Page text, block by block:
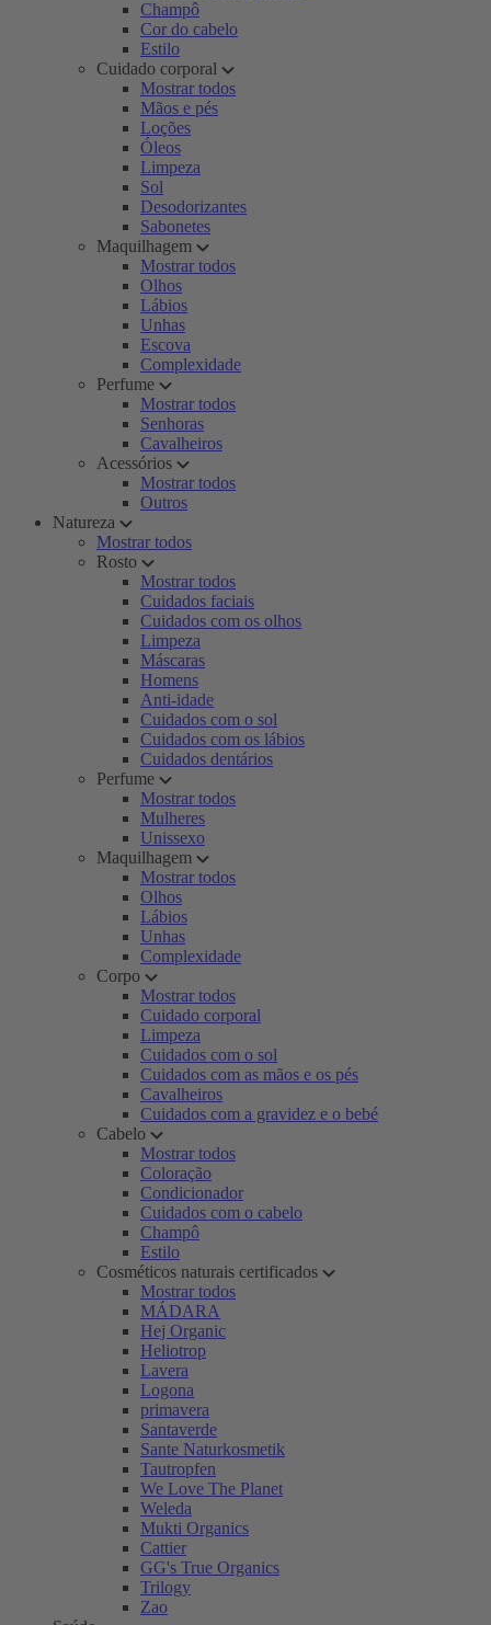
Champô
Cor do cabelo
Estilo
Cuidado corporal
Mostrar todos
Mãos e pés
Loções
Óleos
Limpeza
Sol
Desodorizantes
Sabonetes
Maquilhagem
Mostrar todos
Olhos
Lábios
Unhas
Escova
Complexidade
Perfume
Mostrar todos
Senhoras
Cavalheiros
Acessórios
Mostrar todos
Outros
Natureza
Mostrar todos
Rosto
Mostrar todos
Cuidados faciais
Cuidados com os olhos
Limpeza
Máscaras
Homens
Anti-idade
Cuidados com o sol
Cuidados com os lábios
Cuidados dentários
Perfume
Mostrar todos
Mulheres
Unissexo
Maquilhagem
Mostrar todos
Olhos
Lábios
Unhas
Complexidade
Corpo
Mostrar todos
Cuidado corporal
Limpeza
Cuidados com o sol
Cuidados com as mãos e os pés
Cavalheiros
Cuidados com a gravidez e o bebé
Cabelo
Mostrar todos
Coloração
Condicionador
Cuidados com o cabelo
Champô
Estilo
Cosméticos naturais certificados
Mostrar todos
MÁDARA
Hej Organic
Heliotrop
Lavera
Logona
primavera
Santaverde
Sante Naturkosmetik
Tautropfen
We Love The Planet
Weleda
Mukti Organics
Cattier
GG's True Organics
Trilogy
Zao